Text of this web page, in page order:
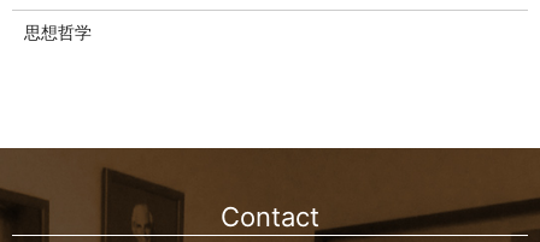
思想哲学
Contact